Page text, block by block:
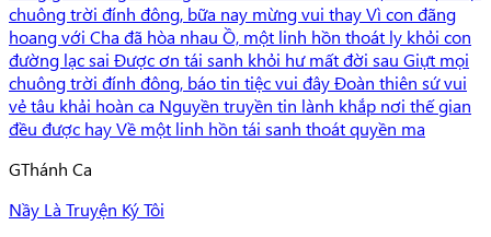
chuông trời đính đông, bữa nay mừng vui thay Vì con đãng
hoang với Cha đã hòa nhau Ồ, một linh hồn thoát ly khỏi con
đường lạc sai Được ơn tái sanh khỏi hư mất đời sau Giựt mọi
chuông trời đính đông, báo tin tiệc vui đây Đoàn thiên sứ vui
vẻ tâu khải hoàn ca Nguyền truyền tin lành khắp nơi thế gian
đều được hay Về một linh hồn tái sanh thoát quyền ma
GThánh Ca
Nầy Là Truyện Ký Tôi